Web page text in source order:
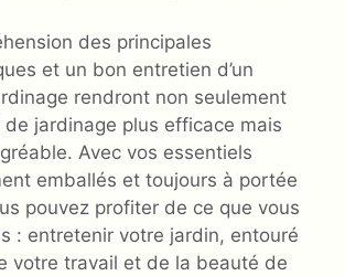
des principales
et un bon entretien d’un
rendront non seulement
jardinage plus efficace mais
Avec vos essentiels
emballés et toujours à portée
pouvez profiter de ce que vous
: entretenir votre jardin, entouré
votre travail et de la beauté de